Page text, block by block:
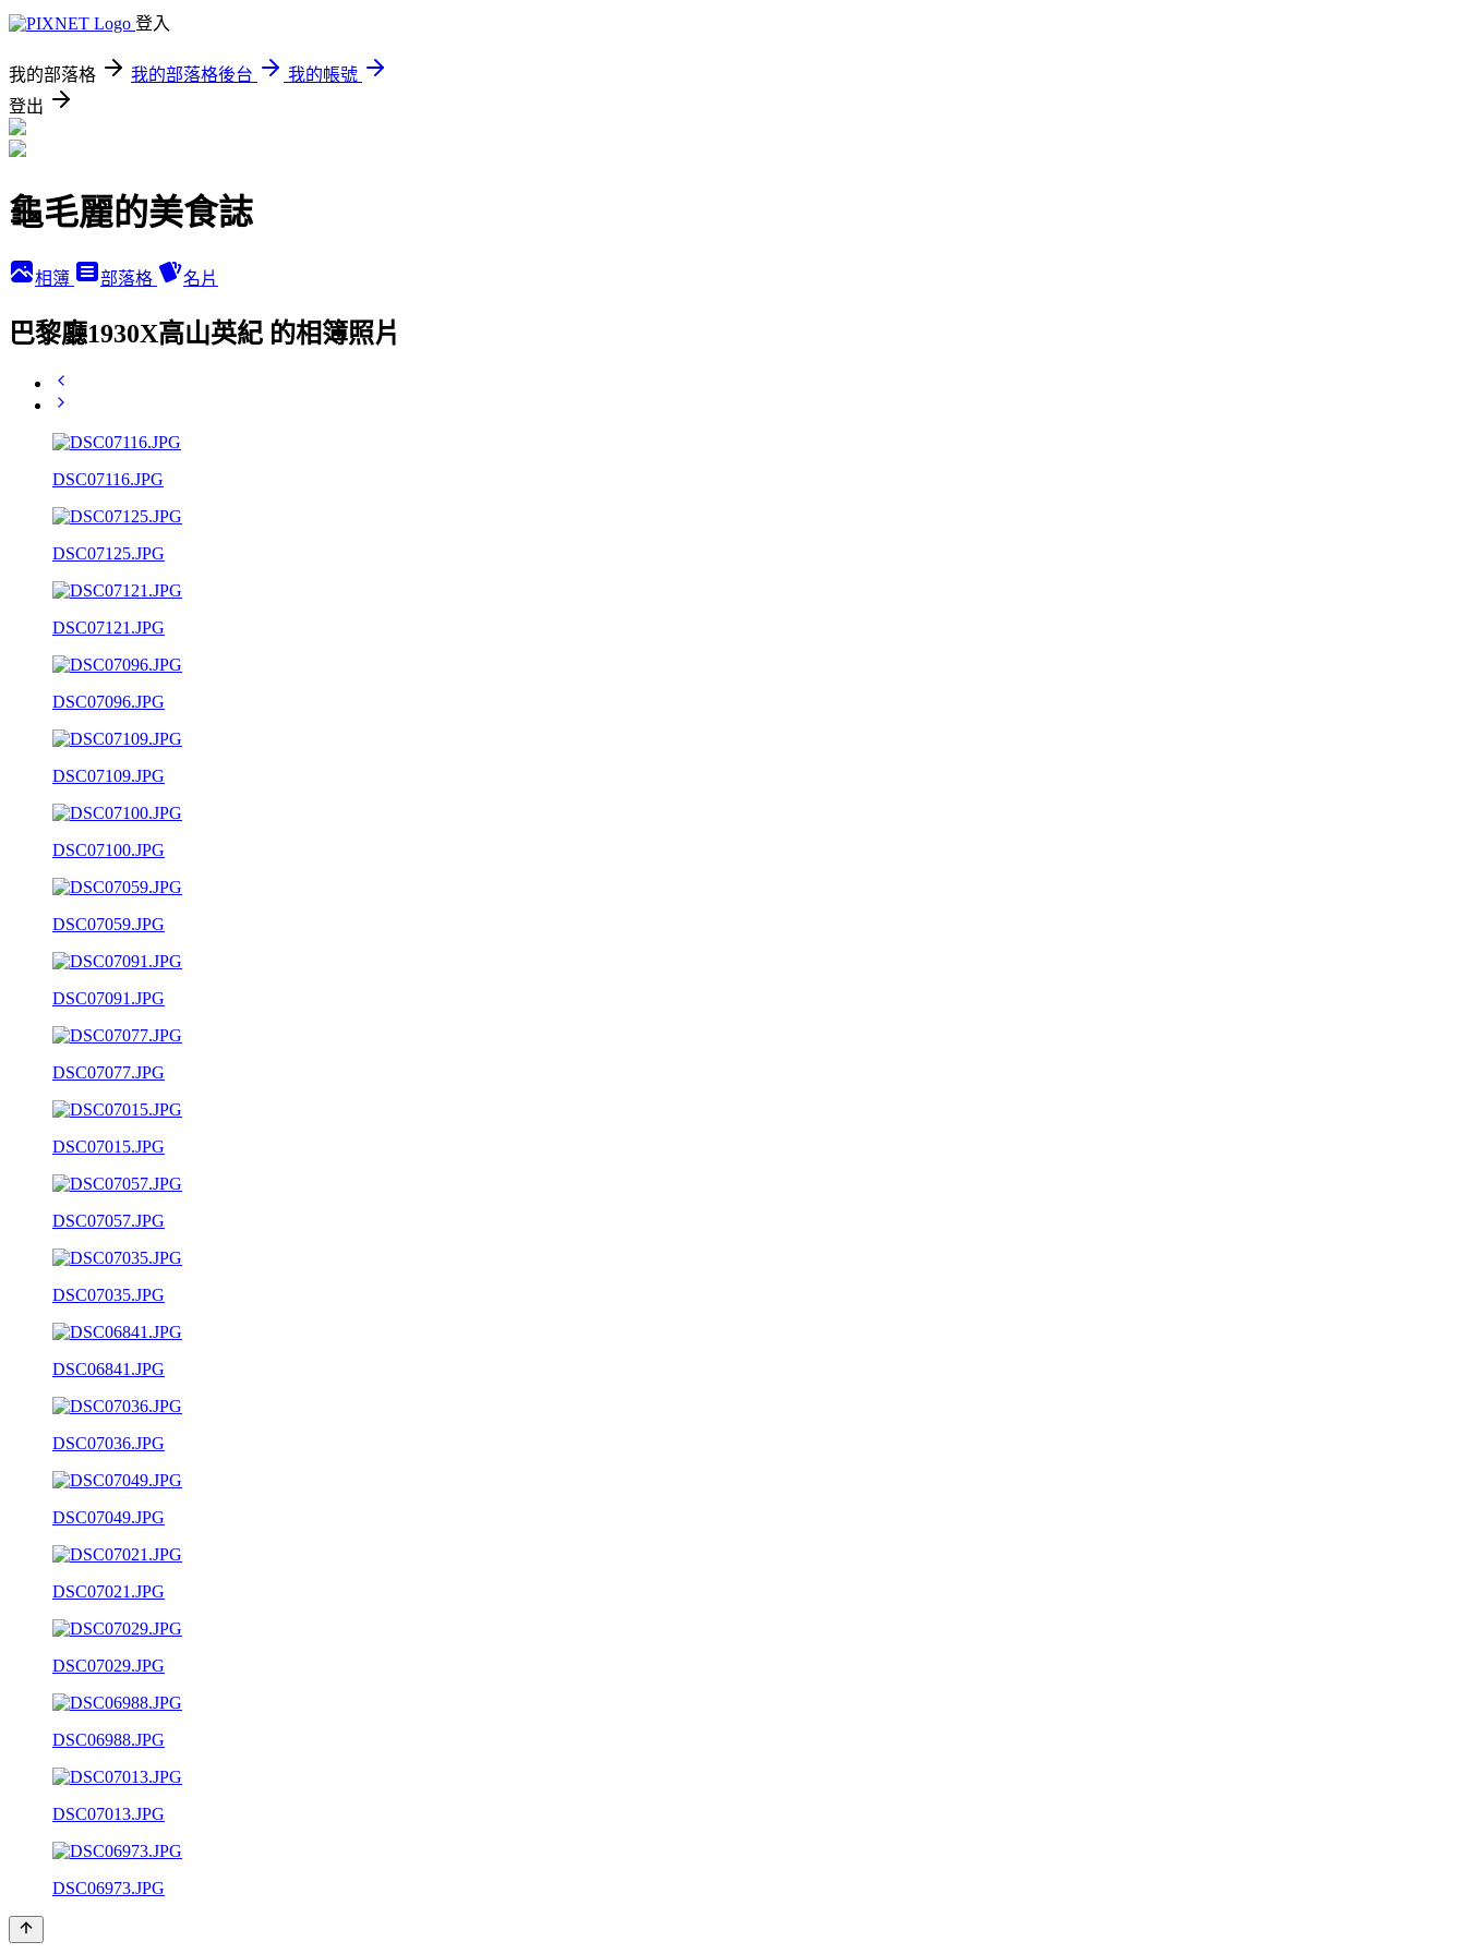
登入
我的部落格 我的部落格後台
我的帳號
登出
龜毛麗的美食誌
相簿 部落格 名片
巴黎廳1930X高山英紀 的相簿照片
DSC07116.JPG
DSC07125.JPG
DSC07121.JPG
DSC07096.JPG
DSC07109.JPG
DSC07100.JPG
DSC07059.JPG
DSC07091.JPG
DSC07077.JPG
DSC07015.JPG
DSC07057.JPG
DSC07035.JPG
DSC06841.JPG
DSC07036.JPG
DSC07049.JPG
DSC07021.JPG
DSC07029.JPG
DSC06988.JPG
DSC07013.JPG
DSC06973.JPG